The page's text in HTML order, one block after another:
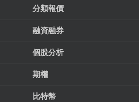
分類報價
融資融券
個股分析
期權
比特幣